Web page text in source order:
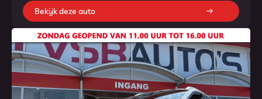
Bekijk deze auto